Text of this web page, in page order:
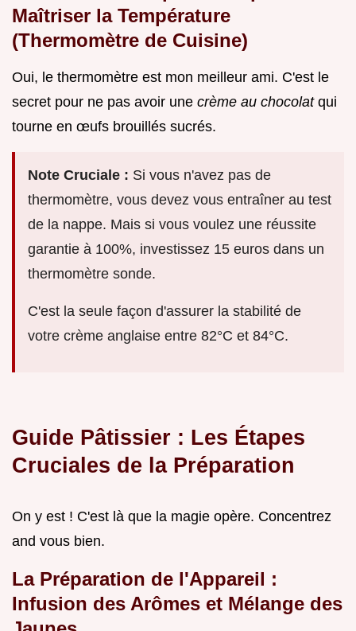
Maîtriser la Température
(Thermomètre de Cuisine)
Oui, le thermomètre est mon meilleur ami. C'est le
secret pour ne pas avoir une crème au chocolat qui
tourne en œufs brouillés sucrés.
Note Cruciale : Si vous n'avez pas de
thermomètre, vous devez vous entraîner au test
de la nappe. Mais si vous voulez une réussite
garantie à 100%, investissez 15 euros dans un
thermomètre sonde.
C'est la seule façon d'assurer la stabilité de
votre crème anglaise entre 82°C et 84°C.
Guide Pâtissier : Les Étapes
Cruciales de la Préparation
On y est ! C'est là que la magie opère. Concentrez
and vous bien.
La Préparation de l'Appareil :
Infusion des Arômes et Mélange des